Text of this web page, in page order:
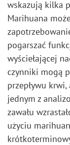
wskazują kilka
Marihuana
pogarszać
wyściełającej
czynniki mogą
przepływu
jednym z
zawału
użyciu